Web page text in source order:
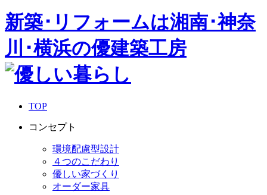
新築･リフォームは湘南･神奈
川･横浜の優建築工房
TOP
コンセプト
環境配慮型設計
４つのこだわり
優しい家づくり
オーダー家具